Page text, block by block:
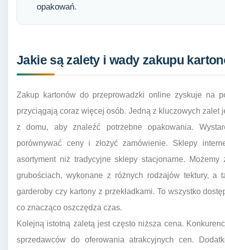
opakowań.
Jakie są zalety i wady zakupu
Zakup kartonów do przeprowadzki online zyskuje na
przyciągają coraz więcej osób. Jedną z kluczowych zalet
z domu, aby znaleźć potrzebne opakowania.
porównywać ceny i złożyć zamówienie. Sklepy
asortyment niż tradycyjne sklepy stacjonarne.
grubościach, wykonane z różnych rodzajów tektury, a
garderoby czy kartony z przekładkami. To wszystko
co znacząco oszczędza czas.
Kolejną istotną zaletą jest często niższa cena.
sprzedawców do oferowania atrakcyjnych cen.